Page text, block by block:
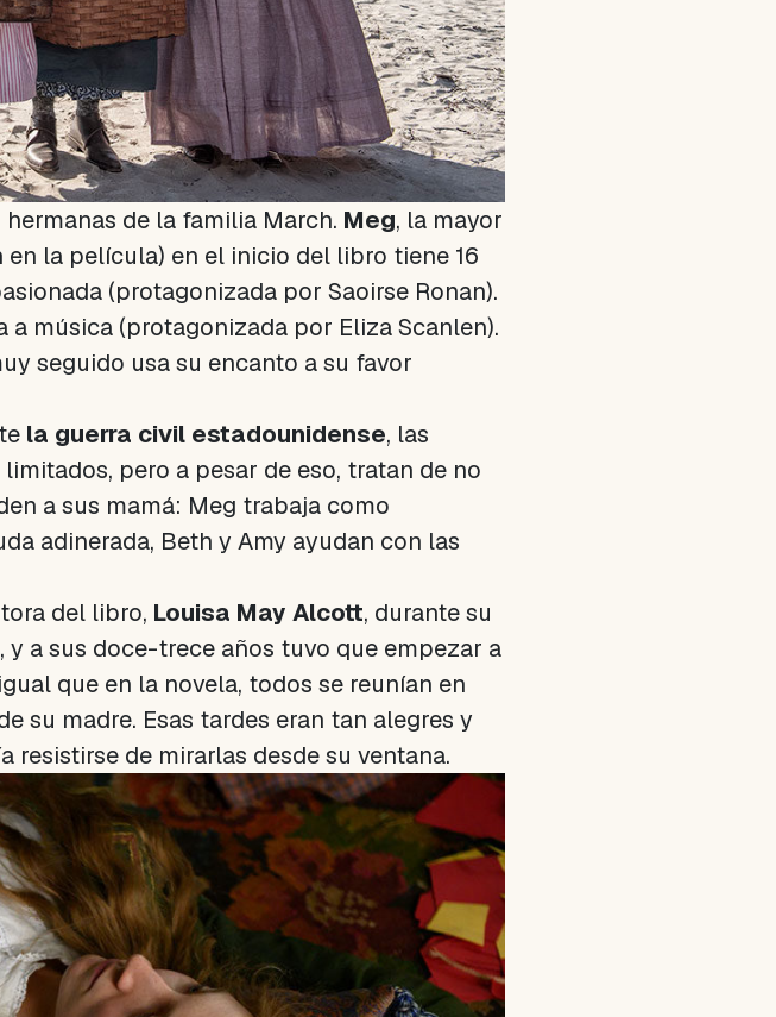
de la familia March. Meg, la mayor
la película) en el inicio del libro tiene 16
(protagonizada por Saoirse Ronan).
a música (protagonizada por Eliza Scanlen).
seguido usa su encanto a su favor
la guerra civil estadounidense, las
pero a pesar de eso, tratan de no
a sus mamá: Meg trabaja como
adinerada, Beth y Amy ayudan con las
del libro, Louisa May Alcott, durante su
a sus doce-trece años tuvo que empezar a
que en la novela, todos se reunían en
su madre. Esas tardes eran tan alegres y
resistirse de mirarlas desde su ventana.